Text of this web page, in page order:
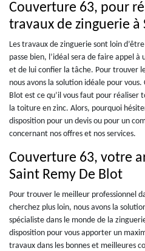
Couverture 63, pour
travaux de zinguerie à
Les travaux de zinguerie sont loin
passe bien, l’idéal sera de faire appel
et de lui confier la tâche. Pour trouver
nous avons la solution idéale pour
Blot est ce qu’il vous faut pour réaliser
la toiture en zinc. Alors, pourquoi
disposition pour un devis ou pour un
concernant nos offres et nos services.
Couverture 63, votre
Saint Remy De Blot
Pour trouver le meilleur professionnel
cherchez plus loin, nous avons la
spécialiste dans le monde de la
disposition pour vous apporter un
travaux dans les bonnes et meilleures